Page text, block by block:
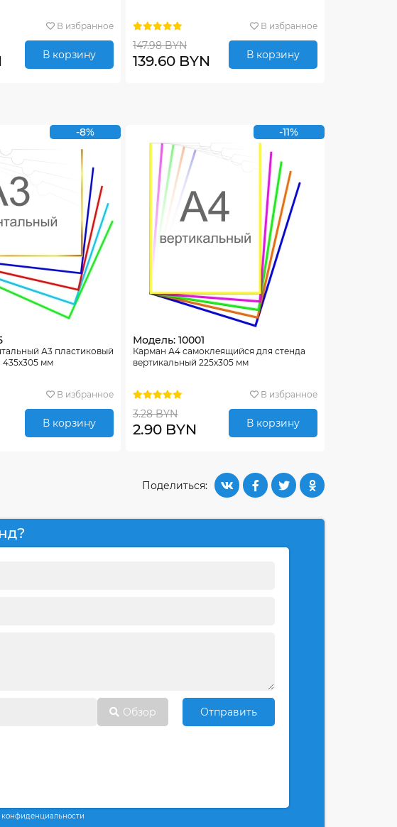
В избранное
В корзину
В избранное
147.98 BYN
139.60 BYN В корзину
-8%
А3 пластиковый
мм
В избранное
В корзину
-11%
Модель: 10001
Карман А4 самоклеящийся для стенда
вертикальный 225х305 мм
В избранное
3.28 BYN
2.90 BYN В корзину
Поделиться:
Обзор Отправить
конфиденциальности